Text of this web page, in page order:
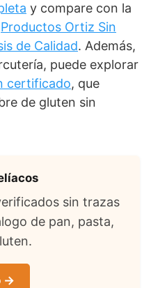
y compare con la
Productos Ortiz Sin
de Calidad. Además,
puede explorar
certificado, que
de gluten sin
sin trazas
de pan, pasta,
→